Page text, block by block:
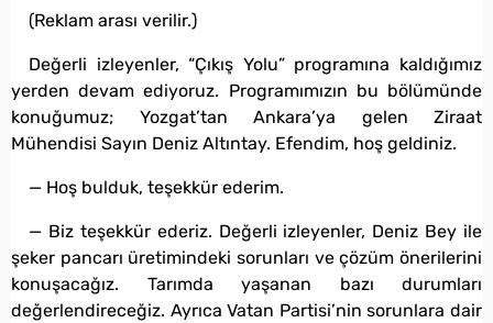
(Reklam arası verilir.)
Değerli izleyenler, “Çıkış Yolu” programına kaldığımız
yerden devam ediyoruz. Programımızın bu bölümünde
konuğumuz; Yozgat’tan Ankara’ya gelen Ziraat
Mühendisi Sayın Deniz Altıntay. Efendim, hoş geldiniz.
— Hoş bulduk, teşekkür ederim.
— Biz teşekkür ederiz. Değerli izleyenler, Deniz Bey ile
şeker pancarı üretimindeki sorunları ve çözüm önerilerini
konuşacağız. Tarımda yaşanan bazı durumları
değerlendireceğiz. Ayrıca Vatan Partisi’nin sorunlara dair